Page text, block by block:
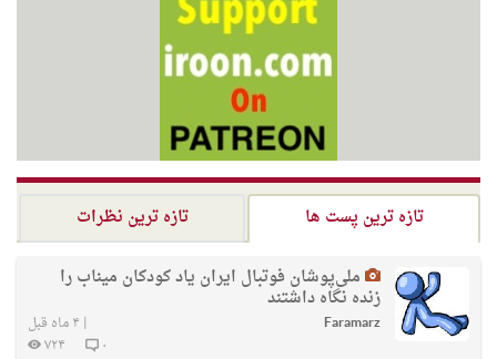
تازه ترین پست ها
تازه ترین نظرات
ملی‌پوشان فوتبال ایران یاد کودکان میناب را
زنده نگاه داشتند
Faramarz
| ۴ ماه قبل
۰
۷۲۴